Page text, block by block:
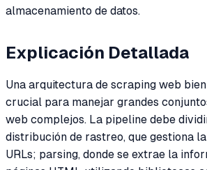
almacenamiento de datos.
Explicación Detallada
Una arquitectura de scraping web
crucial para manejar grandes
web complejos. La pipeline debe
distribución de rastreo, que gestiona
URLs; parsing, donde se extrae la